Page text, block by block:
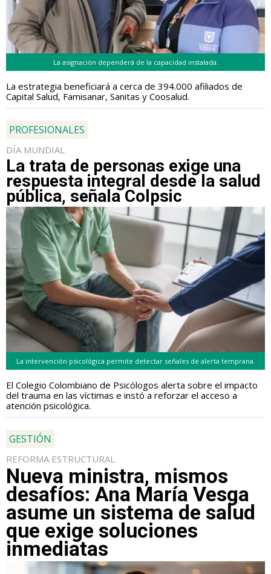
La asignación dependerá de la capacidad instalada.
La estrategia beneficiará a cerca de 394.000 afiliados de
Capital Salud, Famisanar, Sanitas y Coosalud.
PROFESIONALES
DÍA MUNDIAL
La trata de personas exige una
respuesta integral desde la salud
pública, señala Colpsic
La intervención psicológica permite detectar señales de alerta temprana.
El Colegio Colombiano de Psicólogos alerta sobre el impacto
del trauma en las víctimas e instó a reforzar el acceso a
atención psicológica.
GESTIÓN
REFORMA ESTRUCTURAL
Nueva ministra, mismos
desafíos: Ana María Vesga
asume un sistema de salud
que exige soluciones
inmediatas